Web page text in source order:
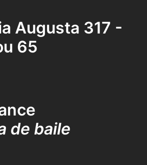
Augusta 317 -
65
de baile